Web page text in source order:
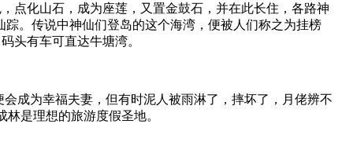
点化山石，成为座莲，又置金鼓石，并在此长住，各路神
。传说中神仙们登岛的这个海湾，便被人们称之为挂榜
头有车可直达牛塘湾。
成为幸福夫妻，但有时泥人被雨淋了，摔坏了，月佬辨不
是理想的旅游度假圣地。